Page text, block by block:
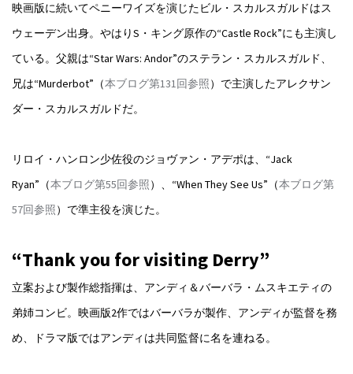
映画版に続いてペニーワイズを演じたビル・スカルスガルドはス
ウェーデン出身。やはりS・キング原作の“Castle Rock”にも主演し
ている。父親は“Star Wars: Andor”のステラン・スカルスガルド、
兄は“Murderbot”（本ブログ第131回参照）で主演したアレクサン
ダー・スカルスガルドだ。
リロイ・ハンロン少佐役のジョヴァン・アデポは、“Jack
Ryan”（本ブログ第55回参照）、“When They See Us”（本ブログ第
57回参照）で準主役を演じた。
“Thank you for visiting Derry”
立案および製作総指揮は、アンディ＆バーバラ・ムスキエティの
弟姉コンビ。映画版2作ではバーバラが製作、アンディが監督を務
め、ドラマ版ではアンディは共同監督に名を連ねる。